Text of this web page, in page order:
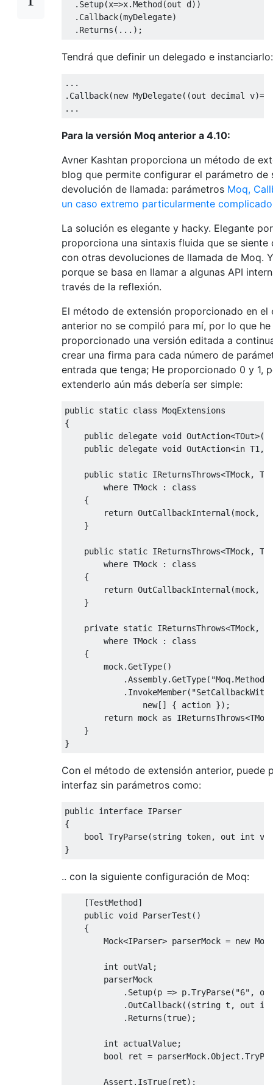
. Setup(x=>x.Method(out d))
. Callback(myDelegate)
. Returns (...);
Tendrá que definir un delegado e instanciarlo:
...
. Callback(new MyDelegate((out decimal v)=>
...
Para la versión Moq anterior a 4.10:
Avner Kashtan proporciona un método de
blog que permite configurar el parámetro de
devolución de llamada: parámetros Moq,
un caso extremo particularmente complicado
La solución es elegante y hacky. Elegante
proporciona una sintaxis fluida que se siente
con otras devoluciones de llamada de Moq.
porque se basa en llamar a algunas API
través de la reflexión.
El método de extensión proporcionado en el
anterior no se compiló para mí, por lo que he
proporcionado una versión editada a
crear una firma para cada número de
entrada que tenga; He proporcionado 0 y 1,
extenderlo aún más debería ser simple:
public static class MoqExtensions
{
public delegate void OutAction<TOut>(
public delegate void OutAction<in T1 ,
public static IReturnsThrows<TMock,
where TMock :
class
{
return OutCallbackInternal (mock,
}
public static IReturnsThrows<TMock,
where TMock :
class
{
return OutCallbackInternal (mock,
}
private static IReturnsThrows<TMock,
where TMock :
class
{
        mock
.GetType()
.Assembly.GetType(
. InvokeMember(
new[] { action });
return mock as IReturnsThrows<
}
}
Con el método de extensión anterior, puede
interfaz sin parámetros como:
public interface IParser
{
bool
TryParse(string token, out int
}
.. con la siguiente configuración de Moq:
[TestMethod]
public void ParserTest ()
{
Mock<IParser> parserMock = new
int outVal ;
        parserMock
. Setup(p => p.TryParse( "6" ,
.OutCallback((string t , out
. Returns (true);
int actualValue;
bool
ret = parserMock.Object .
Assert . IsTrue( ret);